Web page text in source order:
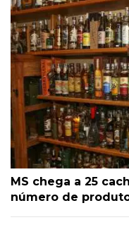
MS chega a 25
número de